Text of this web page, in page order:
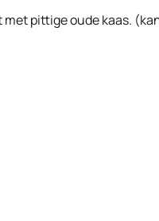
pittige oude kaas.